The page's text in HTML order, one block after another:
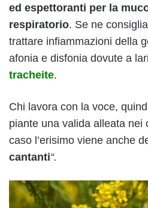
ed espettoranti per la
respiratorio. Se ne
trattare infiammazioni della
afonia e disfonia dovute a
tracheite.
Chi lavora con la voce,
piante una valida alleata nei
caso l’erisimo viene anche
cantanti“.